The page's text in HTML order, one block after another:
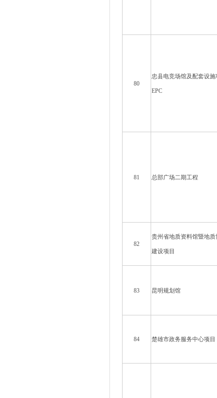
80
忠县电竞场馆及配套设施
EPC
81 总部广场二期工程
82
贵州省地质资料馆暨地质
建设项目
83 昆明规划馆
84 楚雄市政务服务中心项目